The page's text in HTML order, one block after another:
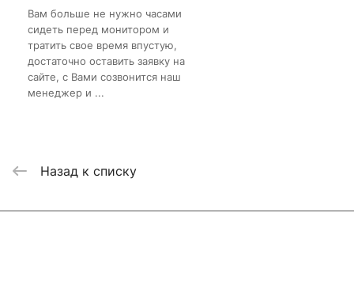
Вам больше не нужно часами
сидеть перед монитором и
тратить свое время впустую,
достаточно оставить заявку на
сайте, с Вами созвонится наш
менеджер и ...
Назад к списку